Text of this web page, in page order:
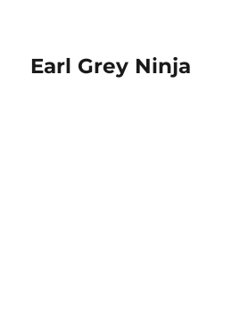
Earl Grey Ninja